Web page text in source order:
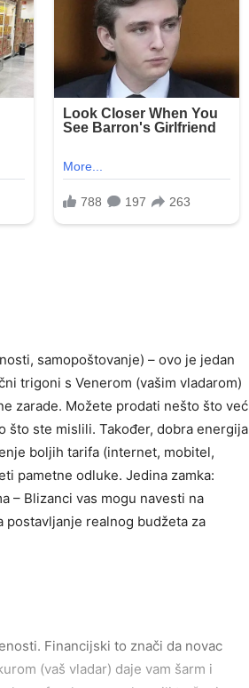
samopoštovanje) – ovo je jedan
trigoni s Venerom (vašim vladarom)
zarade. Možete prodati nešto što već
što ste mislili. Također, dobra energija
boljih tarifa (internet, mobitel,
pametne odluke. Jedina zamka:
– Blizanci vas mogu navesti na
postavljanje realnog budžeta za
Financijski to znači da novac
(vaš vladar) daje vam šarm i